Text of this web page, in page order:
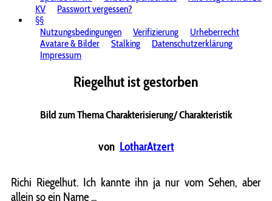
KV
Passwort vergessen?
§§
Nutzungsbedingungen
Verifizierung
Urheberrecht
Avatare & Bilder
Stalking
Datenschutzerklärung
Impressum
Riegelhut ist gestorben
Bild zum Thema Charakterisierung/ Charakteristik
von LotharAtzert
Richi Riegelhut. Ich kannte ihn ja nur vom Sehen, aber
allein so ein Name ...